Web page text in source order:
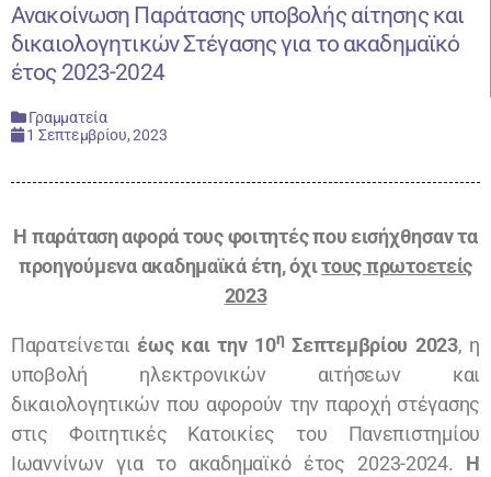
Ανακοίνωση Παράτασης υποβολής αίτησης και
δικαιολογητικών Στέγασης για το ακαδημαϊκό
έτος 2023-2024
Γραμματεία
1 Σεπτεμβρίου, 2023
Η παράταση αφορά τους φοιτητές που εισήχθησαν τα
προηγούμενα ακαδημαϊκά έτη, όχιτους πρωτοετείς
2023
Παρατείνεται έως και την 10η Σεπτεμβρίου 2023, η
υποβολή ηλεκτρονικών αιτήσεων και
δικαιολογητικών που αφορούν την παροχή στέγασης
στις Φοιτητικές Κατοικίες του Πανεπιστημίου
Ιωαννίνων για το ακαδημαϊκό έτος 2023-2024. Η